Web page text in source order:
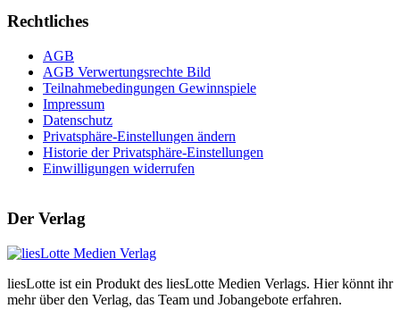
Rechtliches
AGB
AGB Verwertungsrechte Bild
Teilnahmebedingungen Gewinnspiele
Impressum
Datenschutz
Privatsphäre-Einstellungen ändern
Historie der Privatsphäre-Einstellungen
Einwilligungen widerrufen
Der Verlag
liesLotte ist ein Produkt des liesLotte Medien Verlags. Hier könnt ihr
mehr über den Verlag, das Team und Jobangebote erfahren.